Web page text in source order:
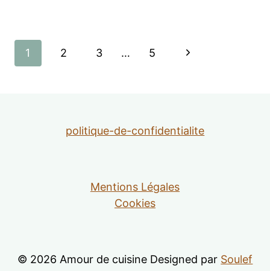
Navigation
1 2 3 … 5
Page
politique-de-confidentialite
Mentions Légales
Cookies
© 2026 Amour de cuisine Designed par Soulef